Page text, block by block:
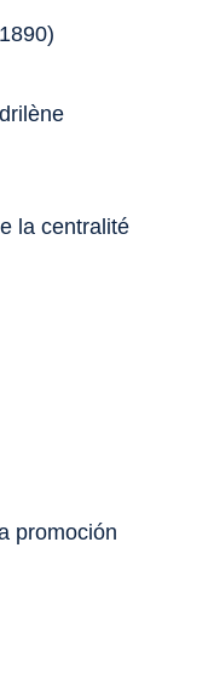
la centralité
promoción